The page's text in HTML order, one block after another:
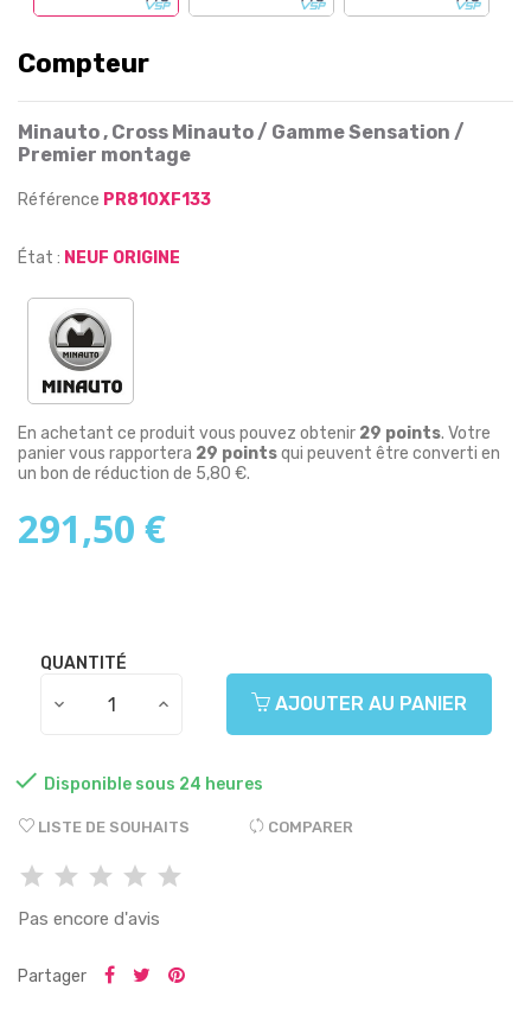
Compteur
Minauto , Cross Minauto / Gamme Sensation /
Premier montage
Référence PR810XF133
État : NEUF ORIGINE
En achetant ce produit vous pouvez obtenir 29 points. Votre
panier vous rapportera 29 pointsqui peuvent être converti en
un bon de réduction de 5,80 €.
291,50 €
QUANTITÉ
AJOUTER AU PANIER
 Disponible sous 24 heures
LISTE DE SOUHAITS COMPARER
Pas encore d'avis
Partager